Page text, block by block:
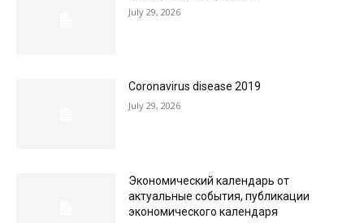
July 29, 2026
Coronavirus disease 2019
July 29, 2026
Экономический календарь от
актуальные события, публикации
экономического календаря